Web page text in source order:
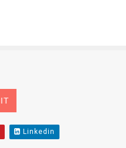
Linkedin